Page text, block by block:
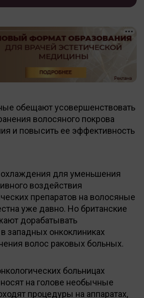
обещают усовершенствовать
волосяного покрова
и повысить ее эффективность
для уменьшения
воздействия
препаратов на волосяные
уже давно. Но британские
дорабатывать
западных онкоклиниках
волос раковых больных.
больницах
на голове необычные
процедуры на аппаратах,